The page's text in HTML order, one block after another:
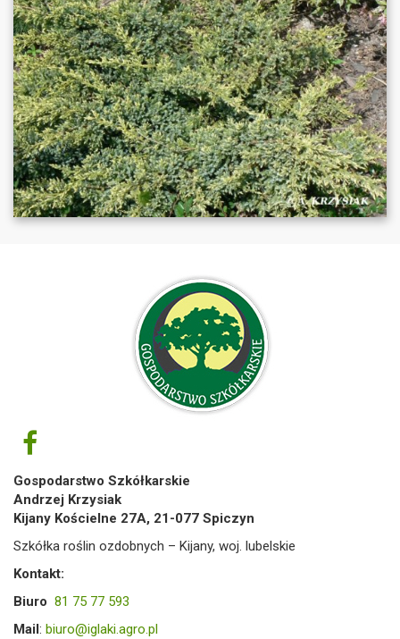
Gospodarstwo Szkółkarskie
Andrzej Krzysiak
Kijany Kościelne 27A, 21-077 Spiczyn
Szkółka roślin ozdobnych – Kijany, woj. lubelskie
Kontakt:
Biuro 81 75 77 593
Mail: biuro@iglaki.agro.pl